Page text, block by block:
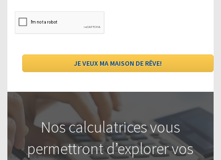
Nos calculatrices vous
permettront d’explorer vos